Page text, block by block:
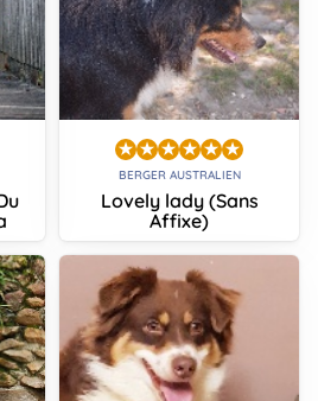
BERGER AUSTRALIEN
Lovely lady (Sans
Affixe)